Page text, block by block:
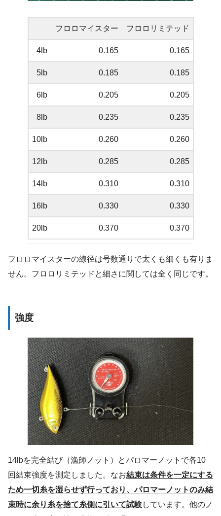
フロロマイスター フロロリミテッド
4lb 0.165 0.165
5lb 0.185 0.185
6lb 0.205 0.205
8lb 0.235 0.235
10lb 0.260 0.260
12lb 0.285 0.285
14lb 0.310 0.310
16lb 0.330 0.330
20lb 0.370 0.370
フロロマイスターの線径は号数通りで太くも細くも有りま
せん。フロロリミテッドと細さに関しては全く同じです。
強度
14lbを完全結び（漁師ノット）とパロマーノットで各10
回結束強度を測定しました。なお結束は条件を一定にする
ため一切糸を湿らせず行っており、パロマーノットのみ結
束時に余り糸を捨て糸側に引いて試験しています。他のノ